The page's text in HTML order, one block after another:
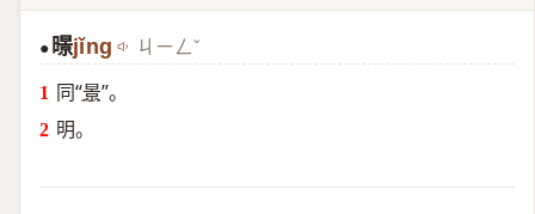
● 暻jǐng ㄐㄧㄥˇ
同“景”。
明。